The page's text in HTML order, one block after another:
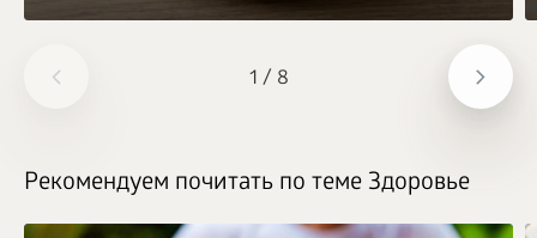
1 / 8
Рекомендуем почитать по теме Здоровье